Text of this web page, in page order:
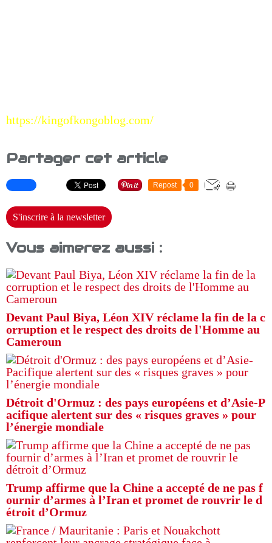
https://kingofkongoblog.com/
Partager cet article
Repost 0
S'inscrire à la newsletter
Vous aimerez aussi :
Devant Paul Biya, Léon XIV réclame la fin de la c
orruption et le respect des droits de l'Homme au
Cameroun
Détroit d'Ormuz : des pays européens et d’Asie-P
acifique alertent sur des « risques graves » pour
l’énergie mondiale
Trump affirme que la Chine a accepté de ne pas f
ournir d’armes à l’Iran et promet de rouvrir le d
étroit d’Ormuz